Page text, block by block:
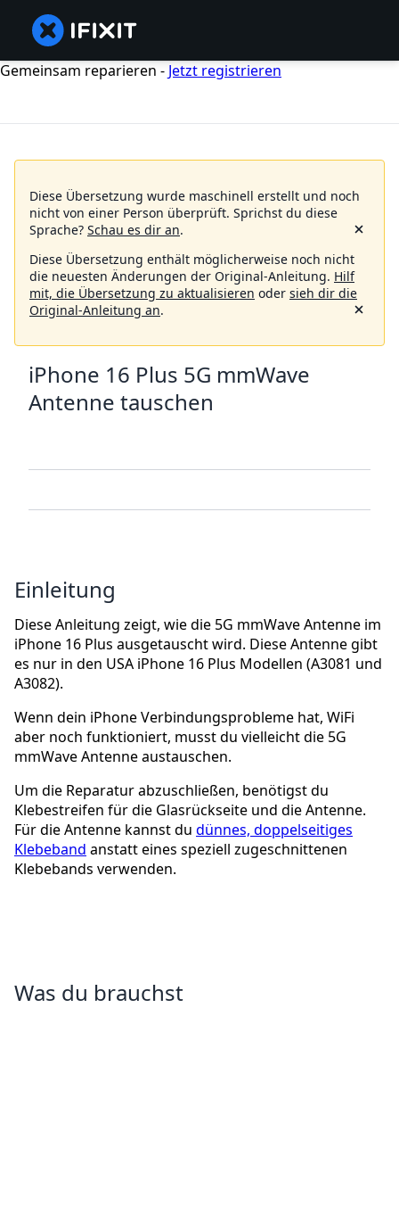
Gemeinsam reparieren - Jetzt registrieren
Diese Übersetzung wurde maschinell erstellt und noch
nicht von einer Person überprüft. Sprichst du diese
Sprache? Schau es dir an.
Diese Übersetzung enthält möglicherweise noch nicht
die neuesten Änderungen der Original-Anleitung. Hilf
mit, die Übersetzung zu aktualisieren oder sieh dir die
Original-Anleitung an.
iPhone 16 Plus 5G mmWave
Antenne tauschen
Einleitung
Diese Anleitung zeigt, wie die 5G mmWave Antenne im
iPhone 16 Plus ausgetauscht wird. Diese Antenne gibt
es nur in den USA iPhone 16 Plus Modellen (A3081 und
A3082).
Wenn dein iPhone Verbindungsprobleme hat, WiFi
aber noch funktioniert, musst du vielleicht die 5G
mmWave Antenne austauschen.
Um die Reparatur abzuschließen, benötigst du
Klebestreifen für die Glasrückseite und die Antenne.
Für die Antenne kannst du dünnes, doppelseitiges
Klebeband anstatt eines speziell zugeschnittenen
Klebebands verwenden.
Was du brauchst